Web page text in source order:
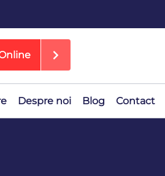
Despre noi Blog Contact